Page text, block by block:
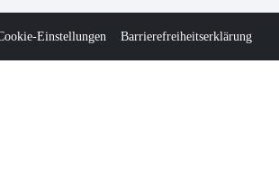
Einstellungen Barrierefreiheitserklärung